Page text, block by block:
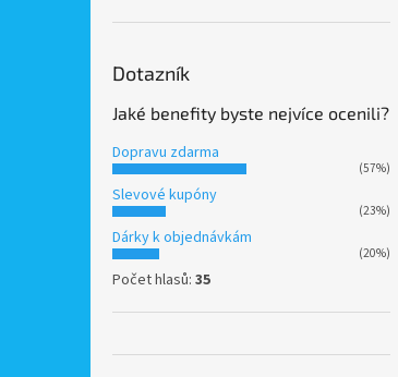
Dotazník
Jaké benefity byste nejvíce ocenili?
Dopravu zdarma
(57%)
Slevové kupóny
(23%)
Dárky k objednávkám
(20%)
Počet hlasů: 35